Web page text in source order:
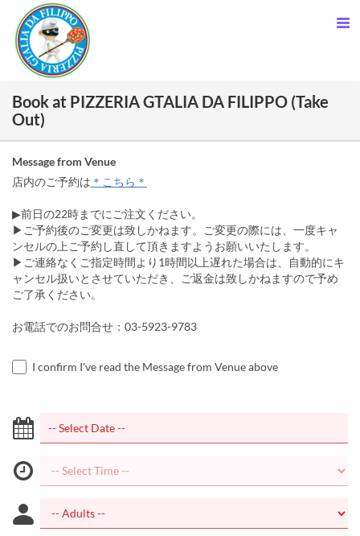
Book at PIZZERIA GTALIA DA FILIPPO (Take
Out)
Message from Venue
店内のご予約は ＊こちら＊
▶前日の22時までにご注文ください。
▶ご予約後のご変更は致しかねます。ご変更の際には、一度キャ
ンセルの上ご予約し直して頂きますようお願いいたします。
▶ご連絡なくご指定時間より1時間以上遅れた場合は、自動的にキ
ャンセル扱いとさせていただき、ご返金は致しかねますので予め
ご了承ください。
お電話でのお問合せ：03-5923-9783
I confirm I've read the Message from Venue above